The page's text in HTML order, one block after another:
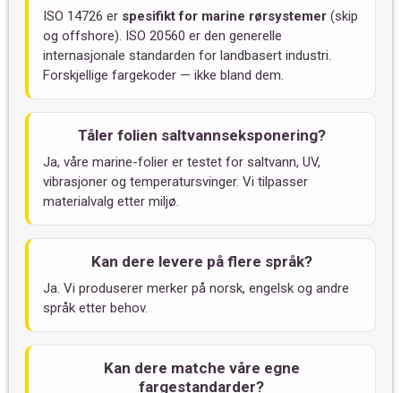
ISO 14726 er spesifikt for marine rørsystemer (skip
og offshore). ISO 20560 er den generelle
internasjonale standarden for landbasert industri.
Forskjellige fargekoder — ikke bland dem.
Tåler folien saltvanns­eksponering?
Ja, våre marine-folier er testet for saltvann, UV,
vibrasjoner og temperatursvinger. Vi tilpasser
materialvalg etter miljø.
Kan dere levere på flere språk?
Ja. Vi produserer merker på norsk, engelsk og andre
språk etter behov.
Kan dere matche våre egne
fargestandarder?